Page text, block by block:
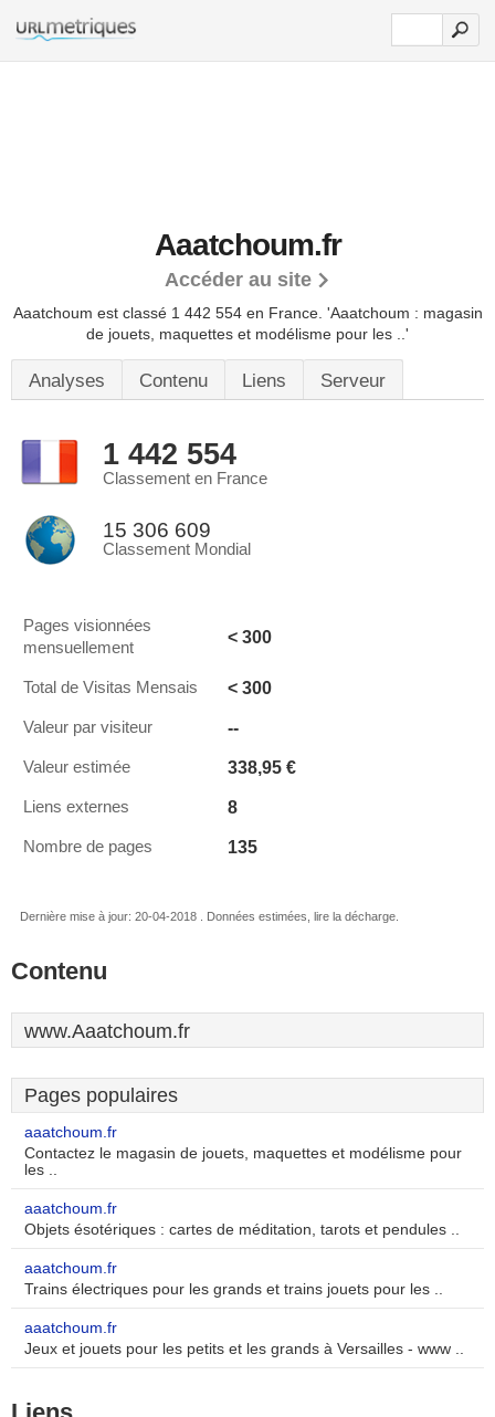
Aaatchoum.fr
Accéder au site
Aaatchoum est classé 1 442 554 en France. 'Aaatchoum : magasin
de jouets, maquettes et modélisme pour les ..'
Analyses Contenu Liens Serveur
1 442 554
Classement en France
15 306 609
Classement Mondial
Pages visionnées
mensuellement
< 300
Total de Visitas Mensais < 300
Valeur par visiteur --
Valeur estimée 338,95 €
Liens externes 8
Nombre de pages 135
Dernière mise à jour: 20-04-2018 . Données estimées, lire la décharge.
Contenu
www.Aaatchoum.fr
Pages populaires
aaatchoum.fr
Contactez le magasin de jouets, maquettes et modélisme pour
les ..
aaatchoum.fr
Objets ésotériques : cartes de méditation, tarots et pendules ..
aaatchoum.fr
Trains électriques pour les grands et trains jouets pour les ..
aaatchoum.fr
Jeux et jouets pour les petits et les grands à Versailles - www ..